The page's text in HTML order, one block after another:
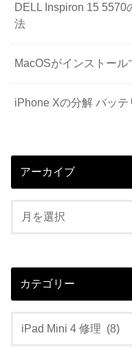
DELL Inspiron 15 5570
法
MacOSがインストー
iPhone Xの分解 バッ
アーカイブ
カテゴリー